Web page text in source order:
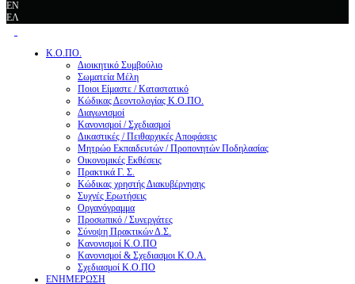
EN
ΕΛ
Κ.Ο.ΠΟ.
Διοικητικό Συμβούλιο
Σωματεία Μέλη
Ποιοι Είμαστε / Καταστατικό
Κώδικας Δεοντολογίας Κ.Ο.ΠΟ.
Διαγωνισμοί
Κανονισμοί / Σχεδιασμοί
Δικαστικές / Πειθαρχικές Αποφάσεις
Μητρώο Εκπαιδευτών / Προπονητών Ποδηλασίας
Οικονομικές Εκθέσεις
Πρακτικά Γ. Σ.
Κώδικας χρηστής Διακυβέρνησης
Συχνές Ερωτήσεις
Οργανόγραμμα
Προσωπικό / Συνεργάτες
Σύνοψη Πρακτικών Δ.Σ.
Κανονισμοί Κ.Ο.ΠΟ
Κανονισμοί & Σχεδιασμοι Κ.Ο.Α.
Σχεδιασμοί Κ.Ο.ΠΟ
ΕΝΗΜΕΡΩΣΗ